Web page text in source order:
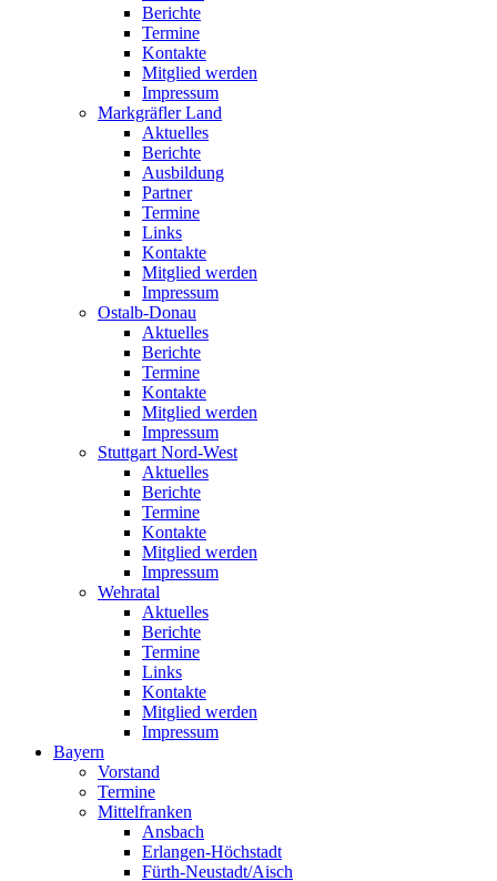
Berichte
Termine
Kontakte
Mitglied werden
Impressum
Markgräfler Land
Aktuelles
Berichte
Ausbildung
Partner
Termine
Links
Kontakte
Mitglied werden
Impressum
Ostalb-Donau
Aktuelles
Berichte
Termine
Kontakte
Mitglied werden
Impressum
Stuttgart Nord-West
Aktuelles
Berichte
Termine
Kontakte
Mitglied werden
Impressum
Wehratal
Aktuelles
Berichte
Termine
Links
Kontakte
Mitglied werden
Impressum
Bayern
Vorstand
Termine
Mittelfranken
Ansbach
Erlangen-Höchstadt
Fürth-Neustadt/Aisch